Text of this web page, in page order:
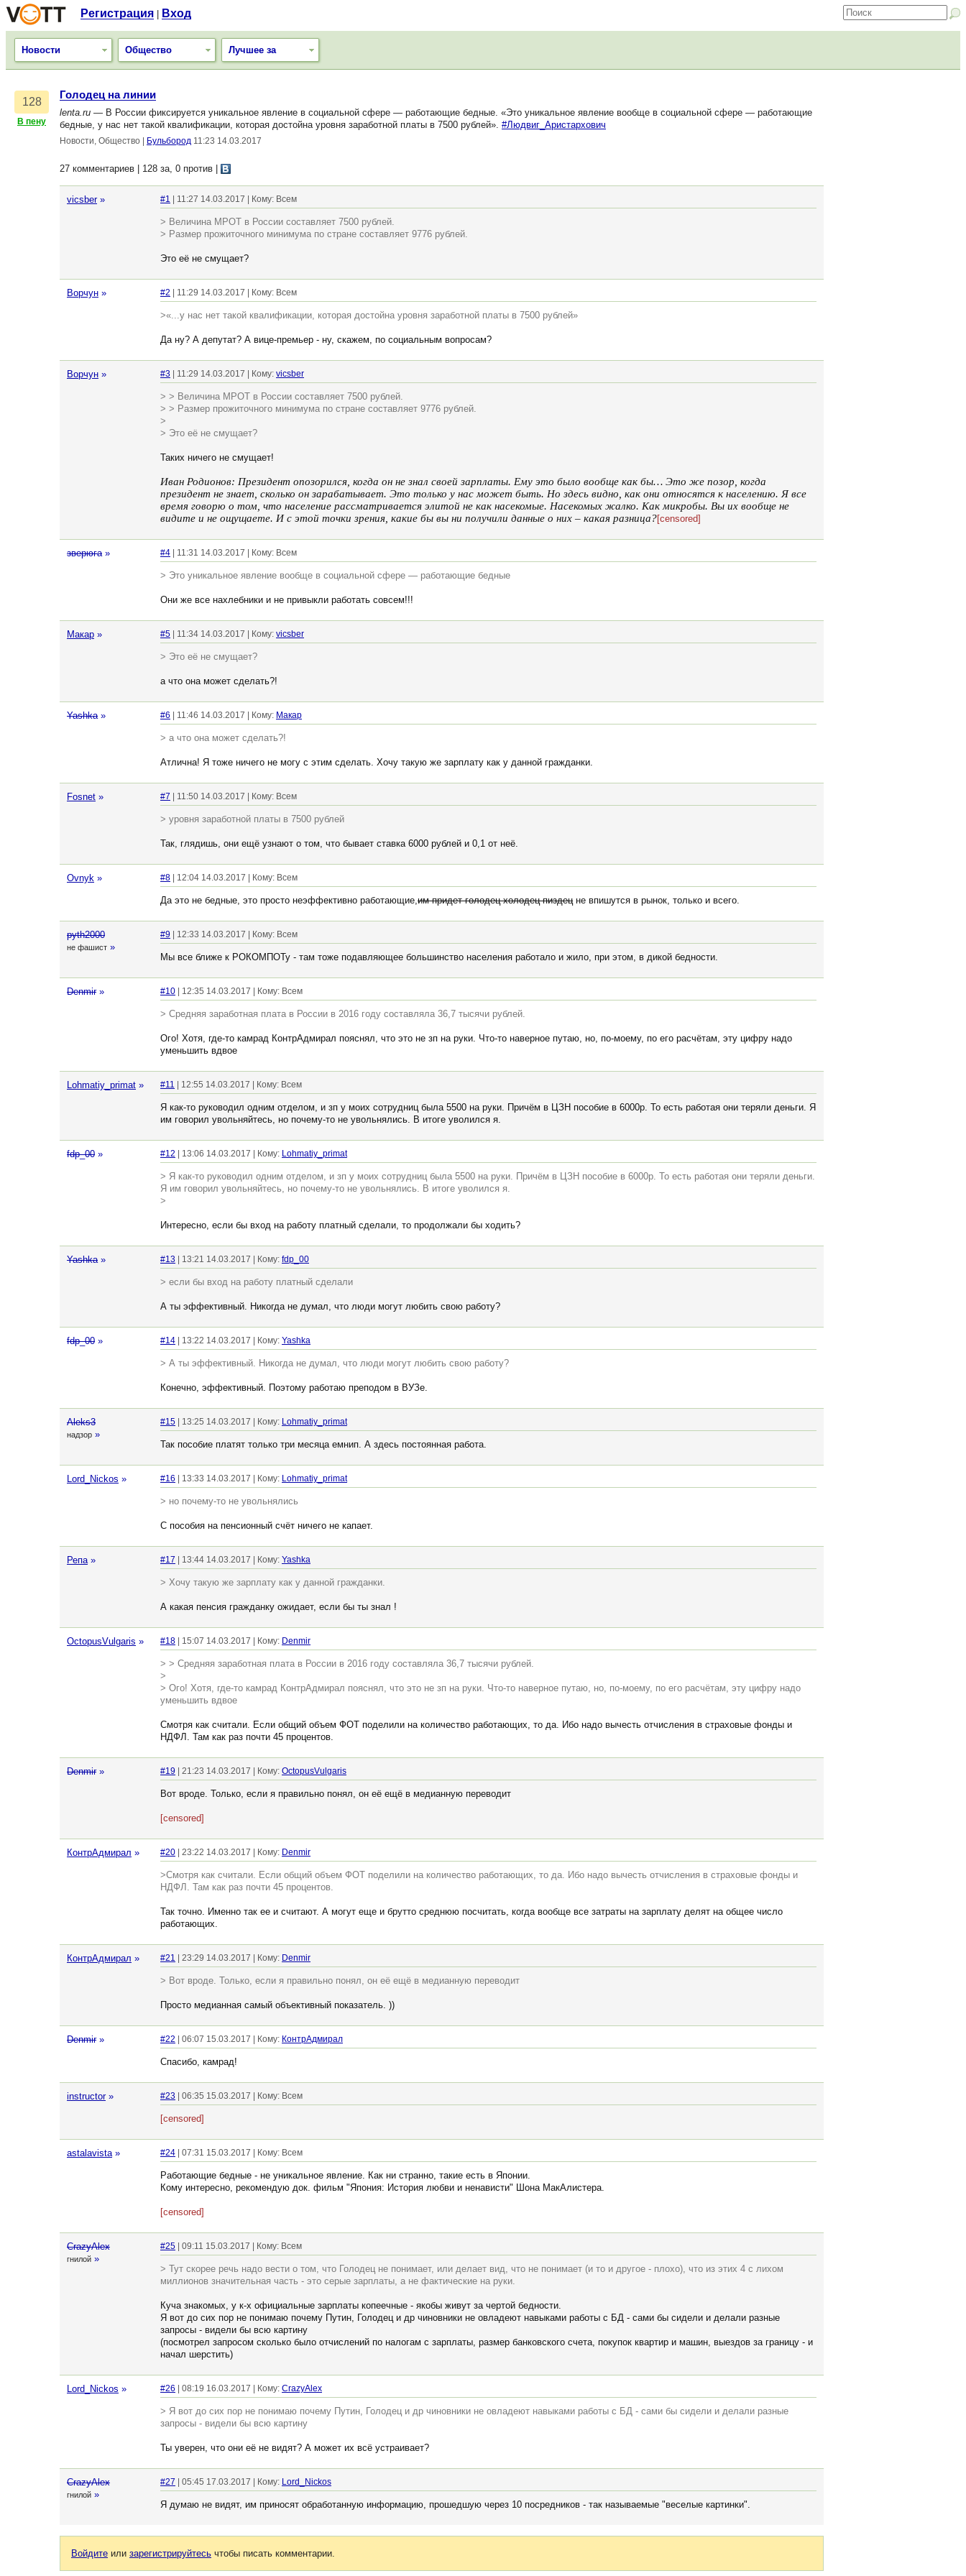
Регистрация Вход
Новости Общество Лучшее за
128
В пену
Голодец на линии
lenta.ru — В России фиксируется уникальное явление в социальной сфере — работающие бедные. «Это уникальное явление вообще в социальной сфере — работающие
бедные, у нас нет такой квалификации, которая достойна уровня заработной платы в 7500 рублей». #Людвиг_Аристархович
Новости, Общество Бульбород 11:23 14.03.2017
27 комментариев | 128 за, 0 против
vicsber » #1 | 11:27 14.03.2017 | Кому: Всем
> Величина МРОТ в России составляет 7500 рублей.
> Размер прожиточного минимума по стране составляет 9776 рублей.
Это её не смущает?
Ворчун » #2 | 11:29 14.03.2017 | Кому: Всем
>«...у нас нет такой квалификации, которая достойна уровня заработной платы в 7500 рублей»
Да ну? А депутат? А вице-премьер - ну, скажем, по социальным вопросам?
Ворчун » #3 | 11:29 14.03.2017 | Кому: vicsber
> > Величина МРОТ в России составляет 7500 рублей.
> > Размер прожиточного минимума по стране составляет 9776 рублей.
>
> Это её не смущает?
Таких ничего не смущает!
Иван Родионов: Президент опозорился, когда он не знал своей зарплаты. Ему это было вообще как бы… Это же позор, когда
президент не знает, сколько он зарабатывает. Это только у нас может быть. Но здесь видно, как они относятся к населению. Я все
время говорю о том, что население рассматривается элитой не как насекомые. Насекомых жалко. Как микробы. Вы их вообще не
видите и не ощущаете. И с этой точки зрения, какие бы вы ни получили данные о них – какая разница?[censored]
зверюга » #4 | 11:31 14.03.2017 | Кому: Всем
> Это уникальное явление вообще в социальной сфере — работающие бедные
Они же все нахлебники и не привыкли работать совсем!!!
Макар » #5 | 11:34 14.03.2017 | Кому: vicsber
> Это её не смущает?
а что она может сделать?!
Yashka » #6 | 11:46 14.03.2017 | Кому: Макар
> а что она может сделать?!
Атлична! Я тоже ничего не могу с этим сделать. Хочу такую же зарплату как у данной гражданки.
Fosnet » #7 | 11:50 14.03.2017 | Кому: Всем
> уровня заработной платы в 7500 рублей
Так, глядишь, они ещё узнают о том, что бывает ставка 6000 рублей и 0,1 от неё.
Ovnyk » #8 | 12:04 14.03.2017 | Кому: Всем
Да это не бедные, это просто неэффективно работающие,им придет голодец-холодец-пиздецне впишутся в рынок, только и всего.
pyth2000
не фашист »
#9 | 12:33 14.03.2017 | Кому: Всем
Мы все ближе к РОКОМПОТу - там тоже подавляющее большинство населения работало и жило, при этом, в дикой бедности.
Denmir » #10 | 12:35 14.03.2017 | Кому: Всем
> Средняя заработная плата в России в 2016 году составляла 36,7 тысячи рублей.
Ого! Хотя, где-то камрад КонтрАдмирал пояснял, что это не зп на руки. Что-то наверное путаю, но, по-моему, по его расчётам, эту цифру надо
уменьшить вдвое
Lohmatiy_primat » #11 | 12:55 14.03.2017 | Кому: Всем
Я как-то руководил одним отделом, и зп у моих сотрудниц была 5500 на руки. Причём в ЦЗН пособие в 6000р. То есть работая они теряли деньги. Я
им говорил увольняйтесь, но почему-то не увольнялись. В итоге уволился я.
fdp_00 » #12 | 13:06 14.03.2017 | Кому: Lohmatiy_primat
> Я как-то руководил одним отделом, и зп у моих сотрудниц была 5500 на руки. Причём в ЦЗН пособие в 6000р. То есть работая они теряли деньги.
Я им говорил увольняйтесь, но почему-то не увольнялись. В итоге уволился я.
>
Интересно, если бы вход на работу платный сделали, то продолжали бы ходить?
Yashka » #13 | 13:21 14.03.2017 | Кому: fdp_00
> если бы вход на работу платный сделали
А ты эффективный. Никогда не думал, что люди могут любить свою работу?
fdp_00 » #14 | 13:22 14.03.2017 | Кому: Yashka
> А ты эффективный. Никогда не думал, что люди могут любить свою работу?
Конечно, эффективный. Поэтому работаю преподом в ВУЗе.
Aleks3
надзор »
#15 | 13:25 14.03.2017 | Кому: Lohmatiy_primat
Так пособие платят только три месяца емнип. А здесь постоянная работа.
Lord_Nickos » #16 | 13:33 14.03.2017 | Кому: Lohmatiy_primat
> но почему-то не увольнялись
С пособия на пенсионный счёт ничего не капает.
Репа » #17 | 13:44 14.03.2017 | Кому: Yashka
> Хочу такую же зарплату как у данной гражданки.
А какая пенсия гражданку ожидает, если бы ты знал !
OctopusVulgaris » #18 | 15:07 14.03.2017 | Кому: Denmir
> > Средняя заработная плата в России в 2016 году составляла 36,7 тысячи рублей.
>
> Ого! Хотя, где-то камрад КонтрАдмирал пояснял, что это не зп на руки. Что-то наверное путаю, но, по-моему, по его расчётам, эту цифру надо
уменьшить вдвое
Смотря как считали. Если общий объем ФОТ поделили на количество работающих, то да. Ибо надо вычесть отчисления в страховые фонды и
НДФЛ. Там как раз почти 45 процентов.
Denmir » #19 | 21:23 14.03.2017 | Кому: OctopusVulgaris
Вот вроде. Только, если я правильно понял, он её ещё в медианную переводит
[censored]
КонтрАдмирал » #20 | 23:22 14.03.2017 | Кому: Denmir
>Смотря как считали. Если общий объем ФОТ поделили на количество работающих, то да. Ибо надо вычесть отчисления в страховые фонды и
НДФЛ. Там как раз почти 45 процентов.
Так точно. Именно так ее и считают. А могут еще и брутто среднюю посчитать, когда вообще все затраты на зарплату делят на общее число
работающих.
КонтрАдмирал » #21 | 23:29 14.03.2017 | Кому: Denmir
> Вот вроде. Только, если я правильно понял, он её ещё в медианную переводит
Просто медианная самый объективный показатель. ))
Denmir » #22 | 06:07 15.03.2017 | Кому: КонтрАдмирал
Спасибо, камрад!
instructor » #23 | 06:35 15.03.2017 | Кому: Всем
[censored]
astalavista » #24 | 07:31 15.03.2017 | Кому: Всем
Работающие бедные - не уникальное явление. Как ни странно, такие есть в Японии.
Кому интересно, рекомендую док. фильм "Япония: История любви и ненависти" Шона МакАлистера.
[censored]
CrazyAlex
гнилой »
#25 | 09:11 15.03.2017 | Кому: Всем
> Тут скорее речь надо вести о том, что Голодец не понимает, или делает вид, что не понимает (и то и другое - плохо), что из этих 4 с лихом
миллионов значительная часть - это серые зарплаты, а не фактические на руки.
Куча знакомых, у к-х официальные зарплаты копеечные - якобы живут за чертой бедности.
Я вот до сих пор не понимаю почему Путин, Голодец и др чиновники не овладеют навыками работы с БД - сами бы сидели и делали разные
запросы - видели бы всю картину
(посмотрел запросом сколько было отчислений по налогам с зарплаты, размер банковского счета, покупок квартир и машин, выездов за границу - и
начал шерстить)
Lord_Nickos » #26 | 08:19 16.03.2017 | Кому: CrazyAlex
> Я вот до сих пор не понимаю почему Путин, Голодец и др чиновники не овладеют навыками работы с БД - сами бы сидели и делали разные
запросы - видели бы всю картину
Ты уверен, что они её не видят? А может их всё устраивает?
CrazyAlex
гнилой »
#27 | 05:45 17.03.2017 | Кому: Lord_Nickos
Я думаю не видят, им приносят обработанную информацию, прошедшую через 10 посредников - так называемые "веселые картинки".
Войдите или зарегистрируйтесь чтобы писать комментарии.